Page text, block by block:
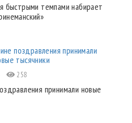
быстрыми темпами набирает
258
принимали новые